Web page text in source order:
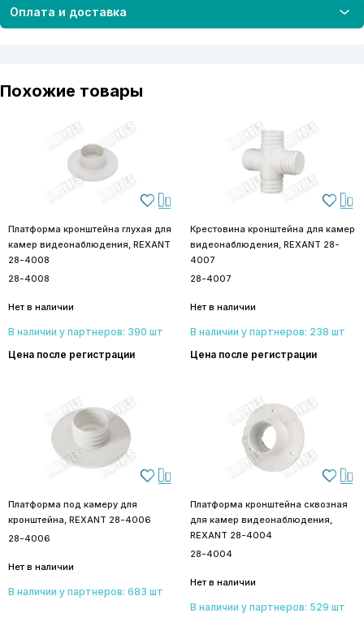
Оплата и доставка
Похожие товары
Платформа кронштейна глухая для
камер видеонаблюдения, REXANT
28-4008
28-4008
Нет в наличии
В наличии у партнеров: 390 шт
Цена после регистрации
Крестовина кронштейна для камер
видеонаблюдения, REXANT 28-
4007
28-4007
Нет в наличии
В наличии у партнеров: 238 шт
Цена после регистрации
Платформа под камеру для
кронштейна, REXANT 28-4006
28-4006
Нет в наличии
В наличии у партнеров: 683 шт
Платформа кронштейна сквозная
для камер видеонаблюдения,
REXANT 28-4004
28-4004
Нет в наличии
В наличии у партнеров: 529 шт